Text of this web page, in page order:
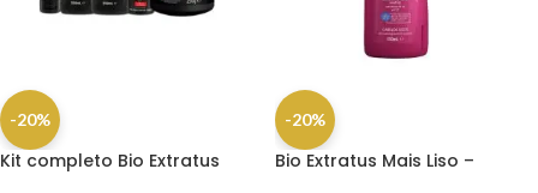
-20%
Kit completo Bio Extratus
-20%
Bio Extratus Mais Liso –